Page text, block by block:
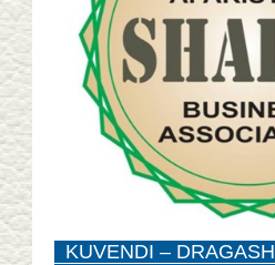
KUVENDI – DRAGASH